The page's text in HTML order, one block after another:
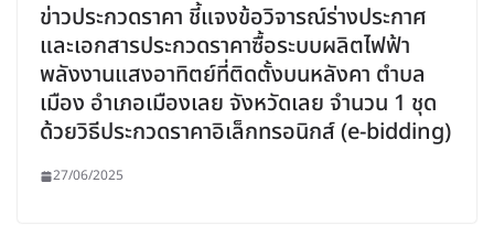
ข่าวประกวดราคา ชี้แจงข้อวิจารณ์ร่างประกาศ
และเอกสารประกวดราคาซื้อระบบผลิตไฟฟ้า
พลังงานแสงอาทิตย์ที่ติดตั้งบนหลังคา ตำบล
เมือง อำเภอเมืองเลย จังหวัดเลย จำนวน 1 ชุด
ด้วยวิธีประกวดราคาอิเล็กทรอนิกส์ (e-bidding)
27/06/2025